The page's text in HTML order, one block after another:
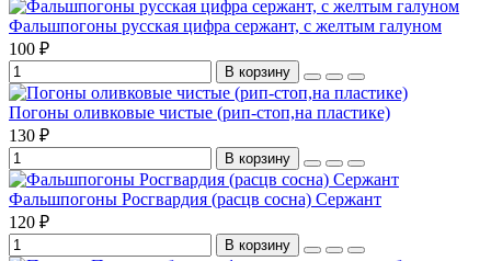
Фальшпогоны русская цифра сержант, с желтым галуном
100 ₽
В корзину
Погоны оливковые чистые (рип-стоп,на пластике)
130 ₽
В корзину
Фальшпогоны Росгвардия (расцв сосна) Сержант
120 ₽
В корзину